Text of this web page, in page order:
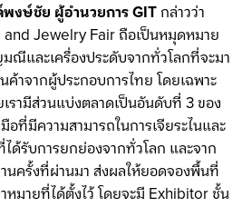
งษ์ชัย ผู้อำนวยการ GITกล่าวว่า
Jewelry Fair ถือเป็นหมุดหมาย
และเครื่องประดับจากทั่วโลกที่จะมา
ค้าจากผู้ประกอบการไทย โดยเฉพาะ
รามีส่วนแบ่งตลาดเป็นอันดับที่ 3 ของ
อที่มีความสามารถในการเจียระไนและ
รับการยกย่องจากทั่วโลก และจาก
านครั้งที่ผ่านมา ส่งผลให้ยอดจองพื้นที่
หมายที่ได้ตั้งไว้ โดยจะมี Exhibitor ชั้น